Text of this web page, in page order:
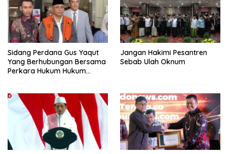
Sidang Perdana Gus Yaqut
Yang Berhubungan Bersama
Perkara Hukum Hukum
Jangan Hakimi Pesantren
Sebab Ulah Oknum